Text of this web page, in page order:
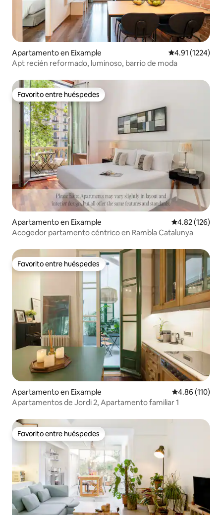
Apartamento en Eixample Calificación
4.91 (1224)
Apt recién reformado, luminoso, barrio de moda
Favorito entre huéspedes
Favorito entre huéspedes
Apartamento en Eixample Calificación
4.82 (126)
Acogedor partamento céntrico en Rambla Catalunya
Favorito entre huéspedes
Favorito entre huéspedes
Apartamento en Eixample Calificación
4.86 (110)
Apartamentos de Jordi 2, Apartamento familiar 1
Favorito entre huéspedes
Favorito entre huéspedes